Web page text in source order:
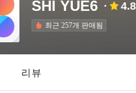
SHI YUE6
최근 257개 판매됨
리뷰